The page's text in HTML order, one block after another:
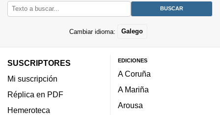
Cambiar idioma: Galego
SUSCRIPTORES
Mi suscripción
Réplica en PDF
Hemeroteca
EDICIONES
A Coruña
A Mariña
Arousa